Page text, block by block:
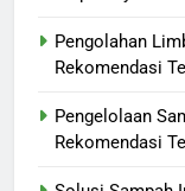
Pengolahan
Rekomendasi
Pengelolaan
Rekomendasi